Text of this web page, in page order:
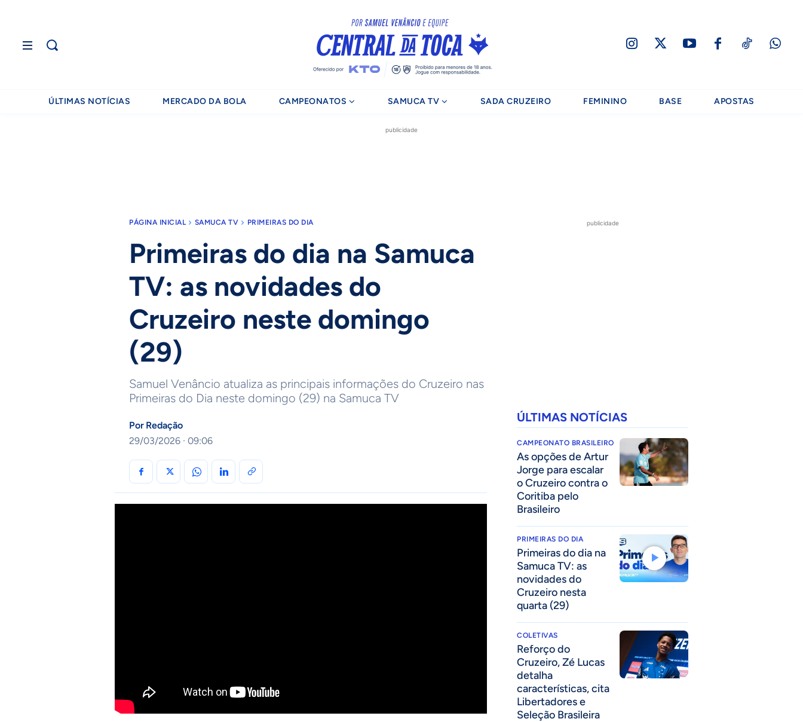
ÚLTIMAS NOTÍCIAS MERCADO DA BOLA CAMPEONATOS SAMUCA TV SADA CRUZEIRO FEMININO BASE APOSTAS
publicidade
PÁGINA INICIAL SAMUCA TV PRIMEIRAS DO DIA
Primeiras do dia na Samuca
TV: as novidades do
Cruzeiro neste domingo
(29)
Samuel Venâncio atualiza as principais informações do Cruzeiro nas
Primeiras do Dia neste domingo (29) na Samuca TV
Por Redação
29/03/2026 · 09:06
publicidade
ÚLTIMAS NOTÍCIAS
CAMPEONATO BRASILEIRO
As opções de Artur
Jorge para escalar
o Cruzeiro contra o
Coritiba pelo
Brasileiro
PRIMEIRAS DO DIA
Primeiras do dia na
Samuca TV: as
novidades do
Cruzeiro nesta
quarta (29)
COLETIVAS
⁠Reforço do
Cruzeiro, Zé Lucas
detalha
características, cita
Libertadores e
Seleção Brasileira